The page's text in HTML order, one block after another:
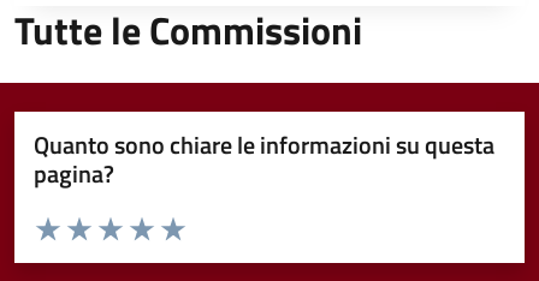
Tutte le Commissioni
Quanto sono chiare le informazioni su questa
pagina?
Valuta da 1 a 5 stelle la pagina
Valuta 5 stelle su 5
Valuta 4 stelle su 5
Valuta 3 stelle su 5
Valuta 2 stelle su 5
Valuta 1 stelle su 5